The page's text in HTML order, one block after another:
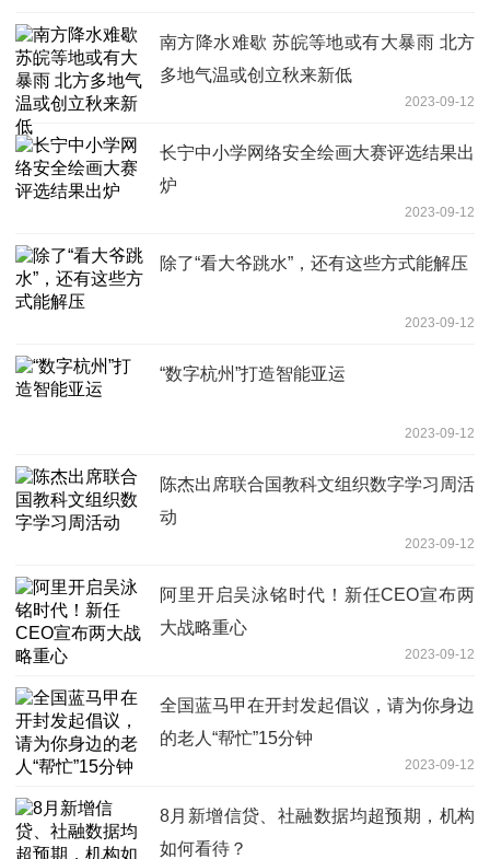
南方降水难歇 苏皖等地或有大暴雨 北方
多地气温或创立秋来新低
2023-09-12
长宁中小学网络安全绘画大赛评选结果出
炉
2023-09-12
除了“看大爷跳水”，还有这些方式能解压
2023-09-12
“数字杭州”打造智能亚运
2023-09-12
陈杰出席联合国教科文组织数字学习周活
动
2023-09-12
阿里开启吴泳铭时代！新任CEO宣布两
大战略重心
2023-09-12
全国蓝马甲在开封发起倡议，请为你身边
的老人“帮忙”15分钟
2023-09-12
8月新增信贷、社融数据均超预期，机构
如何看待？